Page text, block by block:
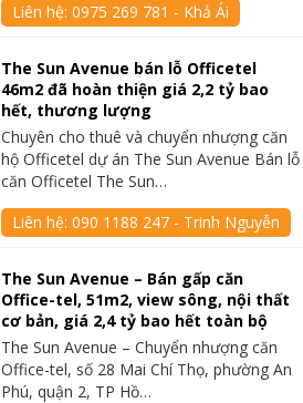
Liên hệ:0975 269 781 - Khả Ái
The Sun Avenue bán lỗ Officetel
46m2 đã hoàn thiện giá 2,2 tỷ bao
hết, thương lượng
Chuyên cho thuê và chuyển nhượng căn
hộ Officetel dự án The Sun Avenue Bán lỗ
căn Officetel The Sun…
Liên hệ:090 1188 247 - Trinh Nguyễn
The Sun Avenue – Bán gấp căn
Office-tel, 51m2, view sông, nội thất
cơ bản, giá 2,4 tỷ bao hết toàn bộ
The Sun Avenue – Chuyển nhượng căn
Office-tel, số 28 Mai Chí Thọ, phường An
Phú, quận 2, TP Hồ…